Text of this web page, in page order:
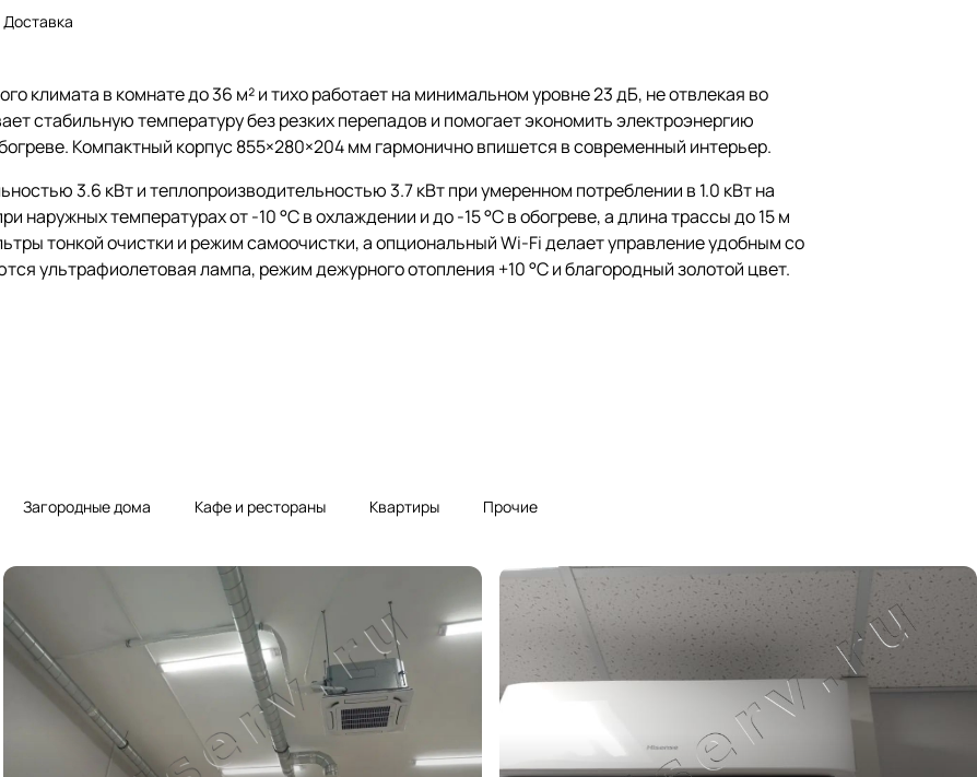
Доставка
климата в комнате до 36 м² и тихо работает на минимальном уровне 23 дБ, не отвлекая во
стабильную температуру без резких перепадов и помогает экономить электроэнергию
Компактный корпус 855×280×204 мм гармонично впишется в современный интерьер.
3.6 кВт и теплопроизводительностью 3.7 кВт при умеренном потреблении в 1.0 кВт на
наружных температурах от -10 °C в охлаждении и до -15 °C в обогреве, а длина трассы до 15 м
тонкой очистки и режим самоочистки, а опциональный Wi-Fi делает управление удобным со
ультрафиолетовая лампа, режим дежурного отопления +10 °C и благородный золотой цвет.
Загородные дома Кафе и рестораны Квартиры Прочие